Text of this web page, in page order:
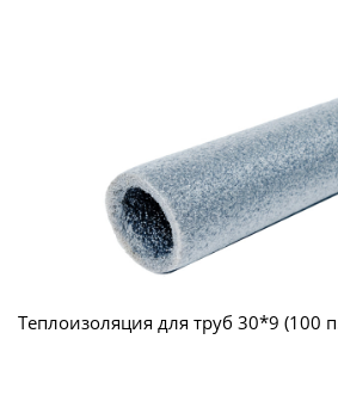
Теплоизоляция для труб 30*9 (100